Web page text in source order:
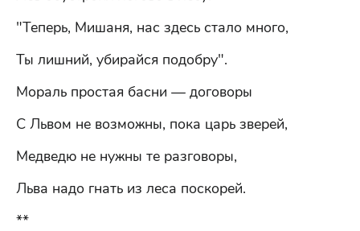
"Теперь, Мишаня, нас здесь стало много,
Ты лишний, убирайся подобру".
Мораль простая басни — договоры
С Львом не возможны, пока царь зверей,
Медведю не нужны те разговоры,
Льва надо гнать из леса поскорей.
**